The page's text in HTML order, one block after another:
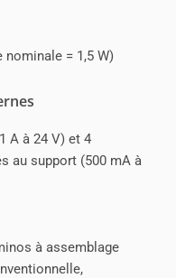
= 1,5 W)
A à 24 V) et 4
au support (500 mA à
à assemblage